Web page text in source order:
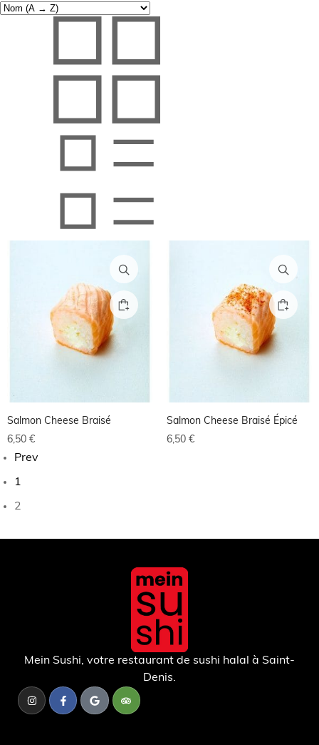
Salmon Cheese Braisé
6,50 €
Salmon Cheese Braisé Épicé
6,50 €
Prev
1
2
Mein Sushi, votre restaurant de sushi halal à Saint-
Denis.